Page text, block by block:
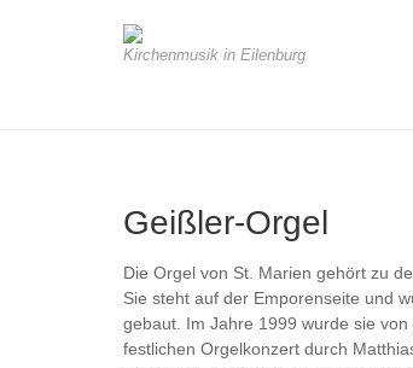
Kirchenmusik in Eilenburg
Geißler-Orgel
Die Orgel von St. Marien gehört zu
Sie steht auf der Emporenseite und
gebaut. Im Jahre 1999 wurde sie
festlichen Orgelkonzert durch